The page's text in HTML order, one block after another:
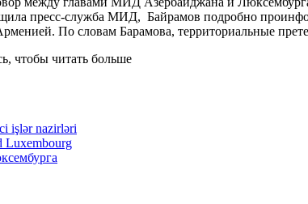
пресс-служба МИД, Байрамов подробно
По словам Барамова, территориальные
чтобы читать больше
işlər nazirləri
Luxembourg